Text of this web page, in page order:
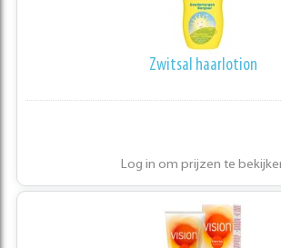
Zwitsal haarlotion
Log in om prijzen te